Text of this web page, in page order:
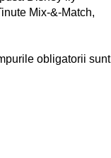
Mix-&-Match,
obligatorii sunt